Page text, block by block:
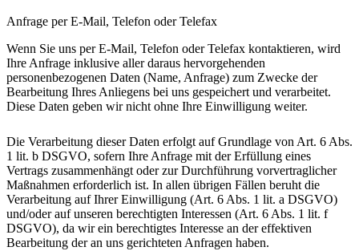
Anfrage per E-Mail, Telefon oder Telefax
Wenn Sie uns per E-Mail, Telefon oder Telefax kontaktieren, wird
Ihre Anfrage inklusive aller daraus hervorgehenden
personenbezogenen Daten (Name, Anfrage) zum Zwecke der
Bearbeitung Ihres Anliegens bei uns gespeichert und verarbeitet.
Diese Daten geben wir nicht ohne Ihre Einwilligung weiter.
Die Verarbeitung dieser Daten erfolgt auf Grundlage von Art. 6 Abs.
1 lit. b DSGVO, sofern Ihre Anfrage mit der Erfüllung eines
Vertrags zusammenhängt oder zur Durchführung vorvertraglicher
Maßnahmen erforderlich ist. In allen übrigen Fällen beruht die
Verarbeitung auf Ihrer Einwilligung (Art. 6 Abs. 1 lit. a DSGVO)
und/oder auf unseren berechtigten Interessen (Art. 6 Abs. 1 lit. f
DSGVO), da wir ein berechtigtes Interesse an der effektiven
Bearbeitung der an uns gerichteten Anfragen haben.